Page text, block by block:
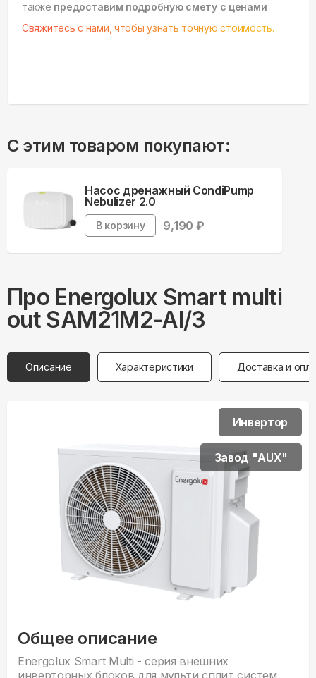
также предоставим подробную смету с ценами
Свяжитесь с нами, чтобы узнать точную стоимость.
С этим товаром покупают:
Насос дренажный CondiPump
Nebulizer 2.0
В корзину 9,190 ₽
Про Energolux Smart multi
out SAM21M2-AI/3
Описание Характеристики Доставка и
Общее описание
Energolux Smart Multi - серия внешних
Инвертор
Завод "AUX"